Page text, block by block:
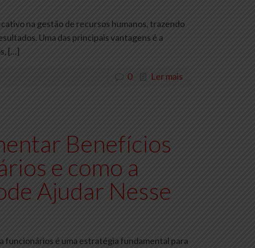
na gestão de recursos humanos, trazendo
Uma das principais vantagens é a
[…]
0 Ler mais
Benefícios
e como a
Ajudar Nesse
funcionários é uma estratégia fundamental para